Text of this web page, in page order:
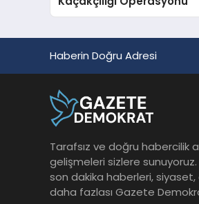
Haberin Doğru Adresi
Tarafsız ve doğru habercilik
gelişmeleri sizlere
son dakika haberleri,
daha fazlası Gazete